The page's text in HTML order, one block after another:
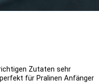
Zutaten sehr
für Pralinen Anfänger